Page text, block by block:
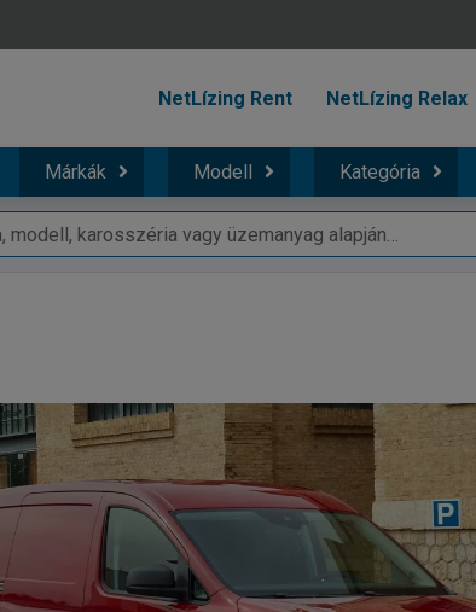
NetLízing Rent NetLízing Relax
Márkák Modell Kategória